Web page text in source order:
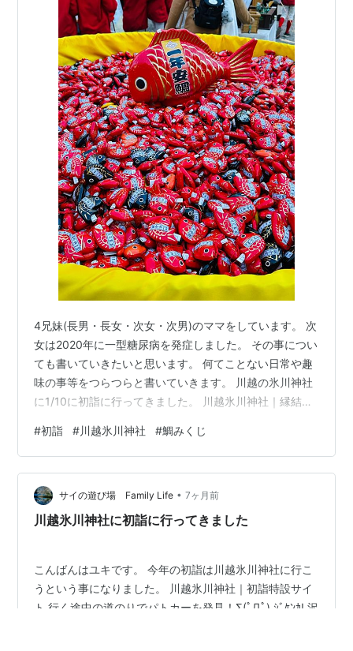
4兄妹(長男・長女・次女・次男)のママをしています。 次
女は2020年に一型糖尿病を発症しました。 その事につい
ても書いていきたいと思います。 何てことない日常や趣
味の事等をつらつらと書いていきます。 川越の氷川神社
に1/10に初詣に行ってきました。 川越氷川神社｜縁結び
た。 初詣の時期ということもあり、露店も色々出ていま
したよ。 まずは手水舎で清め、参拝。 その後は、お目当
ての鯛みくじ。 前回なかった黒や黄色、オレンジ色の鯛
もいました。 旦那は黄色、私は黒色の鯛を釣りました～
～。 おみくじの結果は【小吉】。 内容としては、一年真
#初詣 #川越氷川神社 #鯛みくじ
サイの遊び場 Family Life • 7ヶ月前
川越氷川神社に初詣に行ってきました